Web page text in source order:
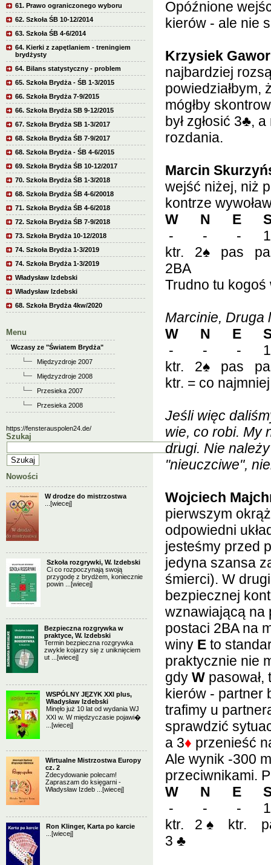
61. Prawo ograniczonego wyboru
62. Szkoła ŚB 10-12/2014
63. Szkoła ŚB 4-6/2014
64. Kierki z zapętlaniem - treningiem
brydżysty
64. Bilans statystyczny - problem
65. Szkoła Brydża - ŚB 1-3/2015
66. Szkoła Brydża 7-9/2015
66. Szkoła Brydża SB 9-12/2015
67. Szkoła Brydża SB 1-3/2017
68. Szkoła Brydża ŚB 7-9/2017
68. Szkoła Brydża - ŚB 4-6/2015
69. Szkoła Brydża ŚB 10-12/2017
70. Szkoła Brydża ŚB 1-3/2018
68. Szkoła Brydża ŚB 4-6/20018
71. Szkoła Brydża ŚB 4-6/2018
72. Szkoła Brydża ŚB 7-9/2018
73. Szkoła Brydża 10-12/2018
74. Szkoła Brydża 1-3/2019
74. Szkoła Brydża 1-3/2019
Władysław Izdebski
Władysław Izdebski
68. Szkoła Brydża 4kw/2020
Menu
Wczasy ze "Światem Brydża"
Międzyzdroje 2007
Międzyzdroje 2008
Przesieka 2007
Przesieka 2008
https://fensterauspolen24.de/
Szukaj
Nowości
W drodze do mistrzostwa
[wiecej]
Szkoła rozgrywki, W. Izdebski
Ci co rozpoczynają swoją
przygodę z brydżem, koniecznie
powin ... [wiecej]
Bezpieczna rozgrywka w
praktyce, W. Izdebski
Termin bezpieczna rozgrywka
zwykle kojarzy się z uniknięciem
ut ... [wiecej]
WSPÓLNY JĘZYK XXI plus,
Władysław Izdebski
Minęło już 10 lat od wydania WJ
XXI w. W międzyczasie pojawi�
[wiecej]
Wirtualne Mistrzostwa Europy
cz. 2
Zdecydowanie polecam!
Zapraszam do księgarni -
Władysław Izdeb ... [wiecej]
Ron Klinger, Karta po karcie
[wiecej]
Opóźnione
kierów - ale nie
Krzysiek Gawor
najbardziej
powiedziałbym,
mógłby
był zgłosić 3♣, a
rozdania.
Marcin
wejść niżej, niż
kontrze
W N E
- - - 1
ktr. 2♠ pas
2BA
Trudno tu
Marcinie, Druga
W N E
- - - 1
ktr. 2♠ pas
ktr. = co
Jeśli więc
wie, co robi. My
drugi. Nie
"nieuczciwe",
Wojciech
pierwszym
odpowiedni
jesteśmy przed
jedyna szansa
śmierci). W
bezpiecznej
wznawiającą na
postaci 2BA na
winy E to
praktycznie nie
gdy W
kierów - partner
trafimy u
sprawdzić
a 3♦ przenieść
Ale wynik -300
przeciwnikami.
W N E
- - -
ktr. 2 ♠ ktr.
3 ♣